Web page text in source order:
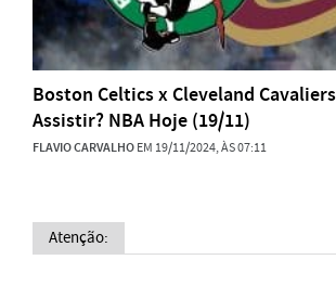
Boston Celtics x Cleveland
Assistir? NBA Hoje (19/11)
FLAVIO CARVALHOEM 19/11/2024, ÀS 07:11
Atenção: